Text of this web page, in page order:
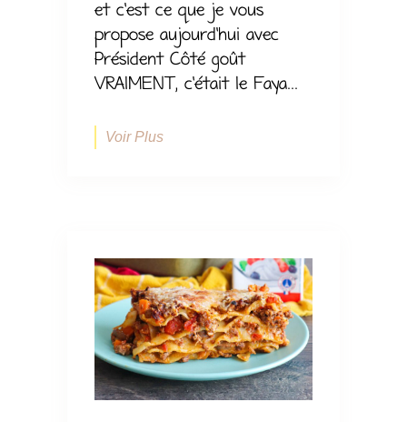
et c’est ce que je vous
propose aujourd’hui avec
Président Côté goût
VRAIMENT, c’était le Faya...
Voir Plus